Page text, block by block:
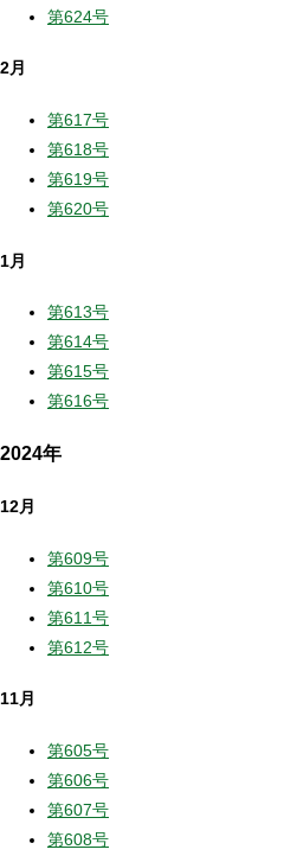
第624号
2月
第617号
第618号
第619号
第620号
1月
第613号
第614号
第615号
第616号
2024年
12月
第609号
第610号
第611号
第612号
11月
第605号
第606号
第607号
第608号